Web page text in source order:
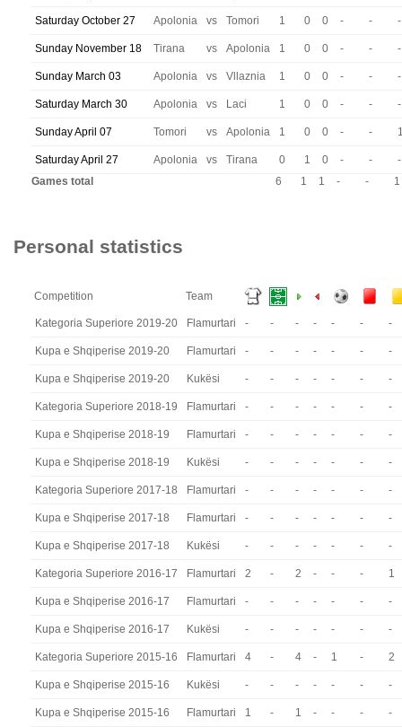
Saturday October 27 Apolonia vs Tomori 1 0 0 - - -
Sunday November 18 Tirana vs Apolonia 1 0 0 - - -
Sunday March 03 Apolonia vs Vllaznia 1 0 0 - - -
Saturday March 30 Apolonia vs Laci 1 0 0 - - -
Sunday April 07 Tomori vs Apolonia 1 0 0 - -
Saturday April 27 Apolonia vs Tirana 0 1 0 - -
-
Games total
6 1 1 - - 1
Personal statistics
Competition Team
Kategoria Superiore 2019-20 Flamurtari - - - - - - -
Kupa e Shqiperise 2019-20 Flamurtari - - - - - - -
Kupa e Shqiperise 2019-20 Kukësi - - - - - - -
Kategoria Superiore 2018-19 Flamurtari - - - - - - -
Kupa e Shqiperise 2018-19 Flamurtari - - - - - - -
Kupa e Shqiperise 2018-19 Kukësi - - - - - - -
Kategoria Superiore 2017-18 Flamurtari - - - - - - -
Kupa e Shqiperise 2017-18 Flamurtari - - - - - - -
Kupa e Shqiperise 2017-18 Kukësi - - - - - - -
Kategoria Superiore 2016-17 Flamurtari 2 - 2 - - - 1
Kupa e Shqiperise 2016-17 Flamurtari - - - - - - -
Kupa e Shqiperise 2016-17 Kukësi - - - - - - -
Kategoria Superiore 2015-16 Flamurtari 4 - 4 - 1 - 2
Kupa e Shqiperise 2015-16 Kukësi - - - - - - -
Kupa e Shqiperise 2015-16 Flamurtari 1 - 1 - - - -